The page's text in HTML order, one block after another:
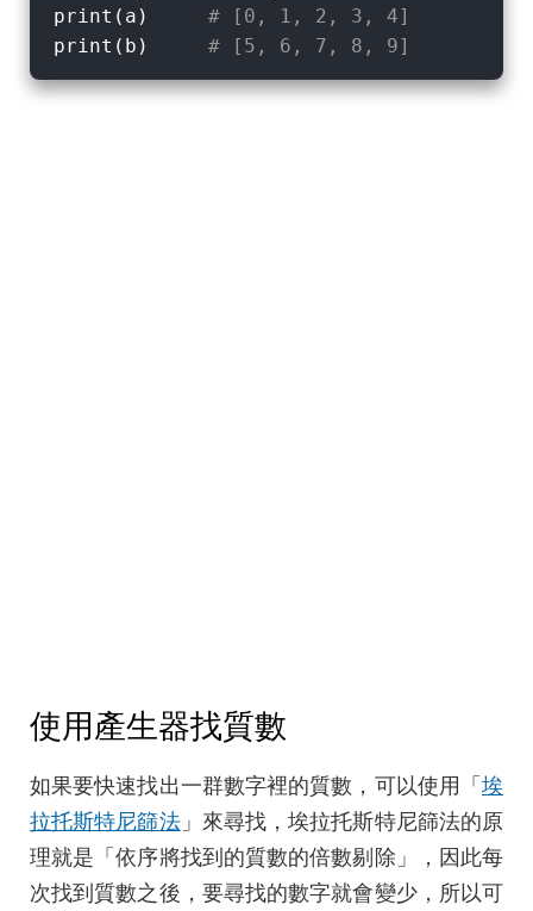
print(a) # [0, 1, 2, 3, 4]
print(b) # [5, 6, 7, 8, 9]
使用產生器找質數
如果要快速找出一群數字裡的質數，可以使用「 埃
拉托斯特尼篩法」來尋找，埃拉托斯特尼篩法的原
理就是「依序將找到的質數的倍數剔除」，因此每
次找到質數之後，要尋找的數字就會變少，所以可